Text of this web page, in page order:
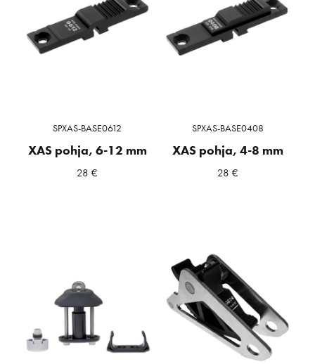
SPXAS-BASE0612
XAS pohja, 6-12 mm
28€
SPXAS-BASE0408
XAS pohja, 4-8 mm
28 €